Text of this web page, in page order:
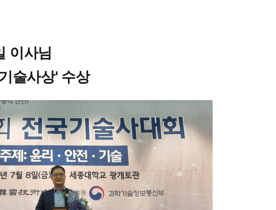
이사님
술사상' 수상